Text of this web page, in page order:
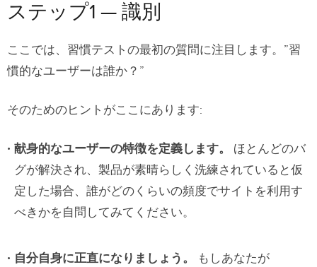
ステップ1 — 識別
ここでは、習慣テストの最初の質問に注目します。”習
慣的なユーザーは誰か？”
そのためのヒントがここにあります:
献身的なユーザーの特徴を定義します。
ほとんどのバ
グが解決され、製品が素晴らしく洗練されていると仮
定した場合、誰がどのくらいの頻度でサイトを利用す
べきかを自問してみてください。
自分自身に正直になりましょう。
もしあなたが